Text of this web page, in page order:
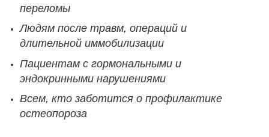
переломы
Людям после травм, операций и
длительной иммобилизации
Пациентам с гормональными и
эндокринными нарушениями
Всем, кто заботится о профилактике
остеопороза